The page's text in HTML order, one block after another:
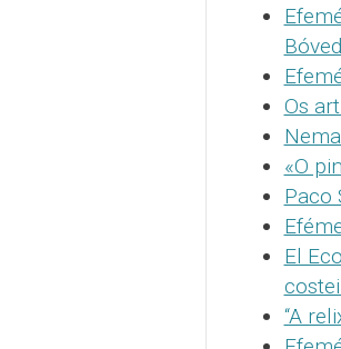
Os
«O
Paco
El
“A